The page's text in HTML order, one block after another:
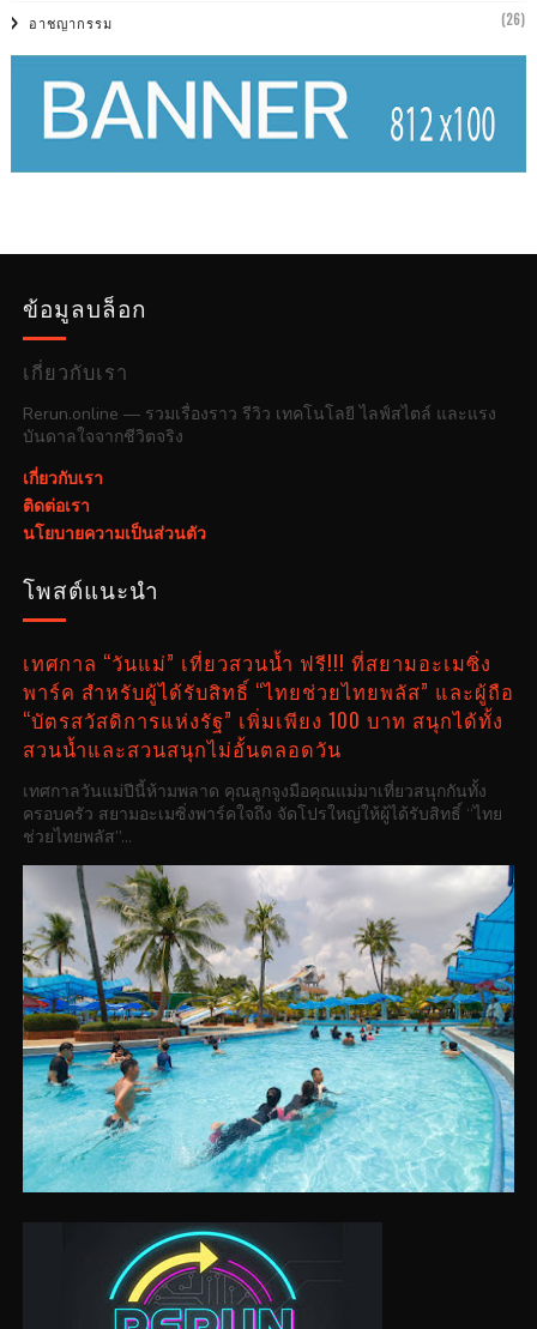
อาชญากรรม (26)
ข้อมูลบล็อก
เกี่ยวกับเรา
Rerun.online — รวมเรื่องราว รีวิว เทคโนโลยี ไลฟ์สไตล์ และแรง
บันดาลใจจากชีวิตจริง
เกี่ยวกับเรา
ติดต่อเรา
นโยบายความเป็นส่วนตัว
โพสต์แนะนำ
เทศกาล “วันแม่” เที่ยวสวนน้ำ ฟรี!!! ที่สยามอะเมซิ่ง
พาร์ค สำหรับผู้ได้รับสิทธิ์ “ไทยช่วยไทยพลัส” และผู้ถือ
“บัตรสวัสดิการแห่งรัฐ” เพิ่มเพียง 100 บาท สนุกได้ทั้ง
สวนน้ำและสวนสนุกไม่อั้นตลอดวัน
เทศกาลวันแม่ปีนี้ห้ามพลาด คุณลูกจูงมือคุณแม่มาเที่ยวสนุกกันทั้ง
ครอบครัว สยามอะเมซิ่งพาร์คใจถึง จัดโปรใหญ่ให้ผู้ได้รับสิทธิ์ “ไทย
ช่วยไทยพลัส”...